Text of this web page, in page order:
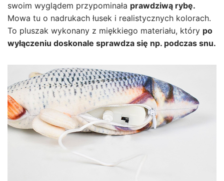
swoim wyglądem przypominała prawdziwą rybę.
Mowa tu o nadrukach łusek i realistycznych kolorach.
To pluszak wykonany z miękkiego materiału, który po
wyłączeniu doskonale sprawdza się np. podczas snu.